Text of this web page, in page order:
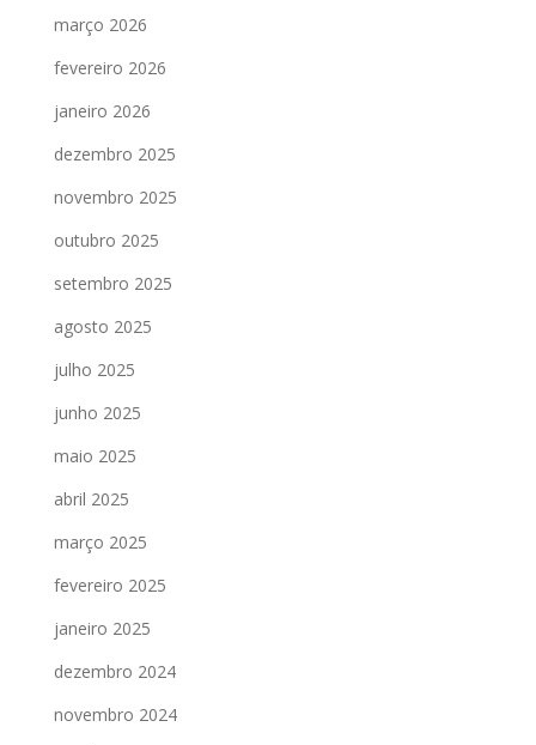
março 2026
fevereiro 2026
janeiro 2026
dezembro 2025
novembro 2025
outubro 2025
setembro 2025
agosto 2025
julho 2025
junho 2025
maio 2025
abril 2025
março 2025
fevereiro 2025
janeiro 2025
dezembro 2024
novembro 2024